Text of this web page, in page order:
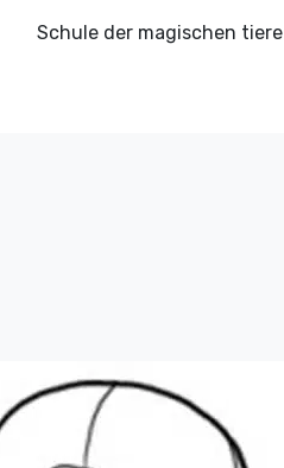
Schule der magischen tiere